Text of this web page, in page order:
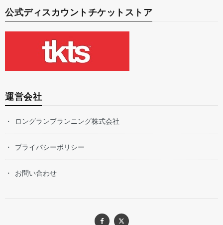
公式ディスカウントチケットストア
運営会社
ロングランプランニング株式会社
プライバシーポリシー
お問い合わせ